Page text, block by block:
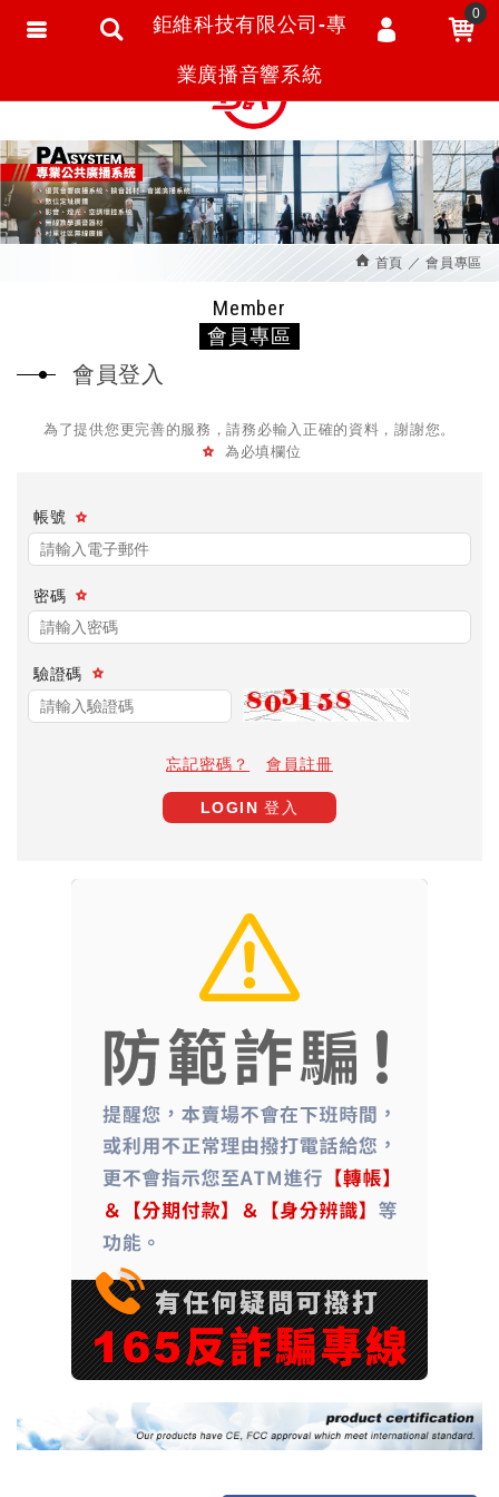
首頁 會員專區
Member
會員專區
會員登入
為了提供您更完善的服務，請務必輸入正確的資料，謝謝您。
為必填欄位
帳號
密碼
驗證碼
忘記密碼？ 會員註冊
LOGIN 登入
鉅維科技有限公司-專
業廣播音響系統
0
會員登入
會員註冊
忘記密碼
訂單查詢
追蹤清單
匯款通知
繁體中文